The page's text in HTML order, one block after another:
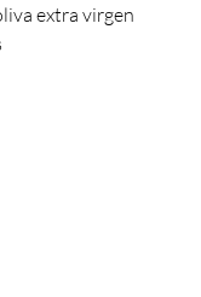
extra virgen